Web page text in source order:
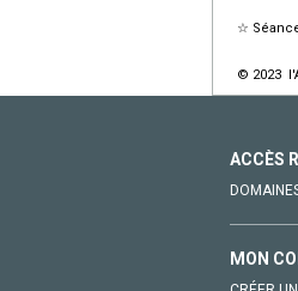
☆
© 2023
ACCÈS
MON